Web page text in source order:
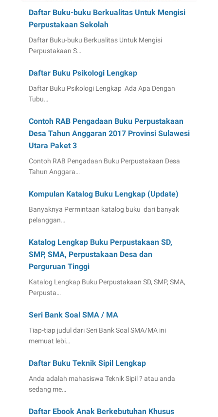
Daftar Buku-buku Berkualitas Untuk Mengisi
Perpustakaan Sekolah
Daftar Buku-buku Berkualitas Untuk Mengisi
Perpustakaan S…
Daftar Buku Psikologi Lengkap
Daftar Buku Psikologi Lengkap Ada Apa Dengan
Tubu…
Contoh RAB Pengadaan Buku Perpustakaan
Desa Tahun Anggaran 2017 Provinsi Sulawesi
Utara Paket 3
Contoh RAB Pengadaan Buku Perpustakaan Desa
Tahun Anggara…
Kompulan Katalog Buku Lengkap (Update)
Banyaknya Permintaan katalog buku dari banyak
pelanggan…
Katalog Lengkap Buku Perpustakaan SD,
SMP, SMA, Perpustakaan Desa dan
Perguruan Tinggi
Katalog Lengkap Buku Perpustakaan SD, SMP, SMA,
Perpusta…
Seri Bank Soal SMA / MA
Tiap-tiap judul dari Seri Bank Soal SMA/MA ini
memuat lebi…
Daftar Buku Teknik Sipil Lengkap
Anda adalah mahasiswa Teknik Sipil ? atau anda
sedang me…
Daftar Ebook Anak Berkebutuhan Khusus